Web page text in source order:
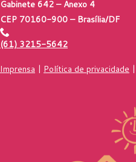
Gabinete 642 – Anexo 4
CEP 70160-900 – Brasília/DF
(61) 3215-5642
Imprensa | Política de privacidade |